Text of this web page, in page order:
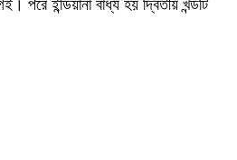
পরে ইন্ডিয়ানা বাধ্য হয় দ্বিতীয় খন্ডটি